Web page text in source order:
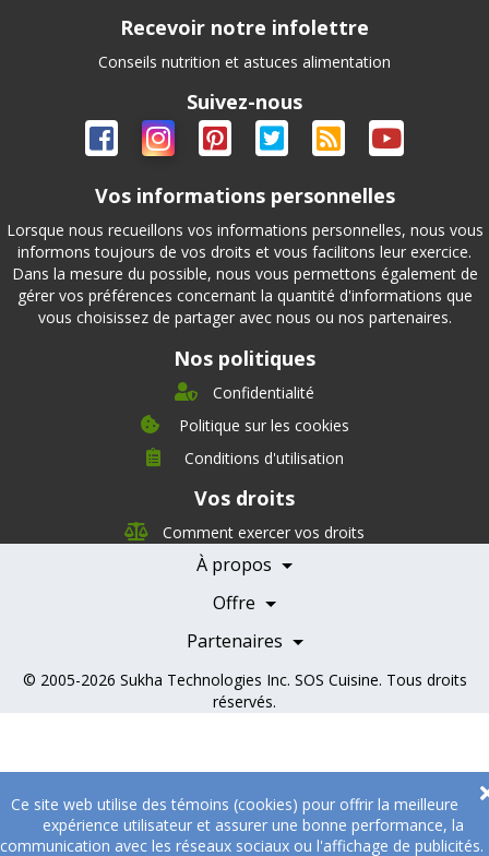
Ce site web utilise des témoins (cookies) pour offrir la meilleure
expérience utilisateur et assurer une bonne performance, la
communication avec les réseaux sociaux ou l'affichage de publicités.
Recevoir notre infolettre
Conseils nutrition et astuces alimentation
Suivez-nous
Vos informations personnelles
Lorsque nous recueillons vos informations personnelles, nous vous
informons toujours de vos droits et vous facilitons leur exercice.
Dans la mesure du possible, nous vous permettons également de
gérer vos préférences concernant la quantité d'informations que
vous choisissez de partager avec nous ou nos partenaires.
Nos politiques
Confidentialité
Politique sur les cookies
Conditions d'utilisation
Vos droits
Comment exercer vos droits
À propos
Direction
Nutrition
Offre
Témoignages
Partenaires
Nos partenaires
Devenir Partenaire
Professionnels de la santé
© 2005-2026 Sukha Technologies Inc. SOS Cuisine. Tous droits
réservés.